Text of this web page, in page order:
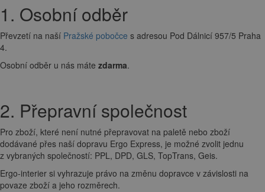
1. Osobní odběr
Převzetí na naší Pražské pobočce s adresou Pod Dálnicí 957/5 Praha
4.
Osobní odběr u nás máte zdarma.
2. Přepravní společnost
Pro zboží, které není nutné přepravovat na paletě nebo zboží
dodávané přes naší dopravu Ergo Express, je možné zvolit jednu
z vybraných společností: PPL, DPD, GLS, TopTrans, Geis.
Ergo-interier si vyhrazuje právo na změnu dopravce v závislosti na
povaze zboží a jeho rozměrech.